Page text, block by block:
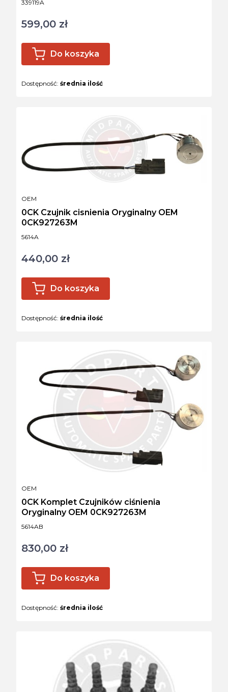
339119A
Cena
599,00 zł
Do koszyka
Dostępność: średnia ilość
Kod produktu
5614A
0CK Czujnik cisnienia Oryginalny OEM
0CK927263M
PRODUCENT
OEM
Cena
440,00 zł
Do koszyka
Dostępność: średnia ilość
Kod produktu
5614AB
0CK Komplet Czujników ciśnienia
Oryginalny OEM 0CK927263M
PRODUCENT
OEM
Cena
830,00 zł
Do koszyka
Dostępność: średnia ilość